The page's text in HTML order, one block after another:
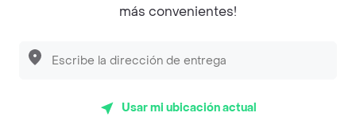
más convenientes!
Usar mi ubicación actual